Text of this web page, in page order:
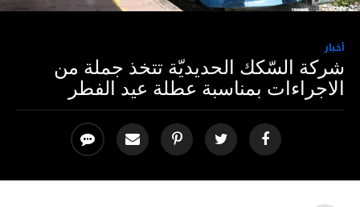
أخبار
شركة السّكك الحديديّة تتخذ جملة من
الاجراءات بمناسبة عطلة عيد الفطر